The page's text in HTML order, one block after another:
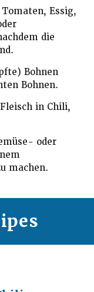
Essig,
die
Bohnen
Bohnen.
in Chili,
oder
machen.